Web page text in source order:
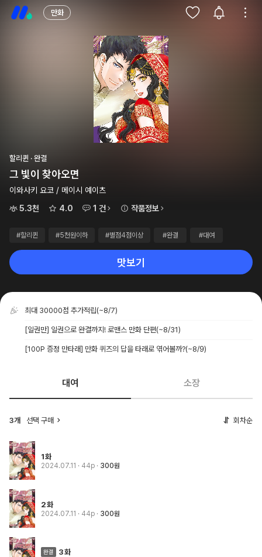
만화
할리퀸 · 완결
그 빛이 찾아오면
이와사키 요코 / 메이시 예이츠
5.3천
4.0 1 건 작품정보
#할리퀸 #5천원이하 #별점4점이상 #완결 #대여
맛보기
최대 30000점 추가적립(~8/7)
[일권만] 일권으로 완결까지! 로맨스 만화 단편(~8/31)
[100P 증정 만타래] 만화 퀴즈의 답을 타래로 엮어볼까?(~8/9)
대여 소장
3개 선택 구매 회차순
1화
2024.07.11 · 44p 300원
2화
2024.07.11 · 44p 300원
3화